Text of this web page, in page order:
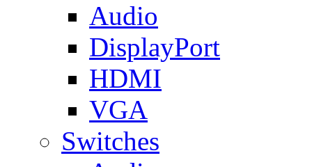
Audio
DisplayPort
HDMI
VGA
Switches